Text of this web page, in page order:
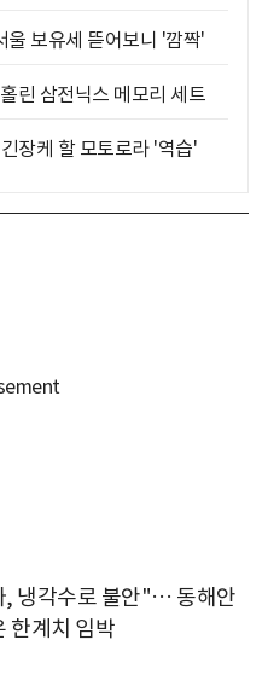
보유세 뜯어보니 '깜짝'
린 삼전닉스 메모리 세트
장케 할 모토로라 '역습'
, 냉각수로 불안"… 동해안
한계치 임박